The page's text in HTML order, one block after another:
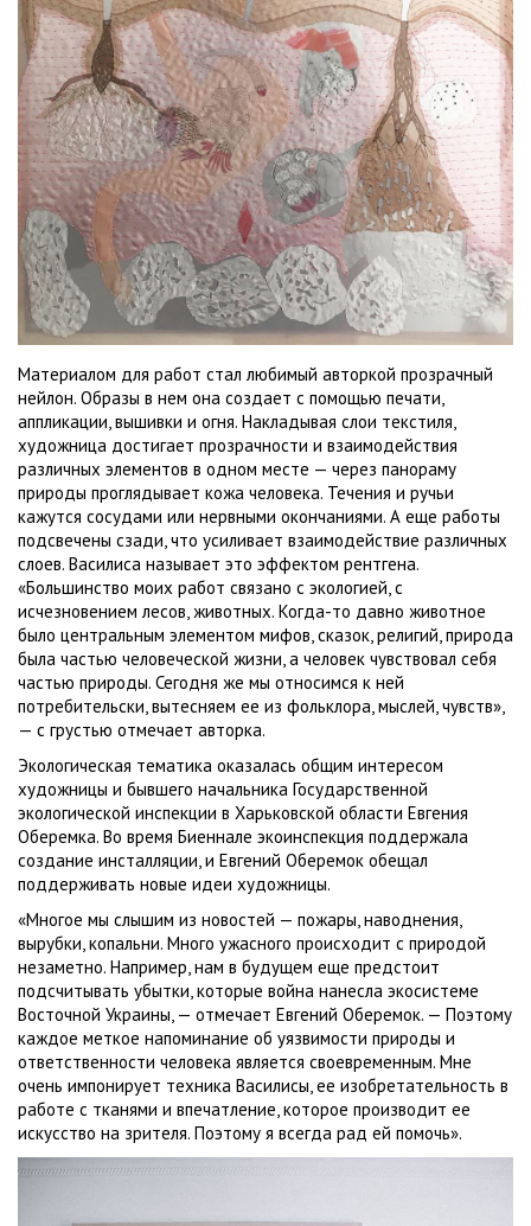
Материалом для работ стал любимый авторкой прозрачный
нейлон. Образы в нем она создает с помощью печати,
аппликации, вышивки и огня. Накладывая слои текстиля,
художница достигает прозрачности и взаимодействия
различных элементов в одном месте — через панораму
природы проглядывает кожа человека. Течения и ручьи
кажутся сосудами или нервными окончаниями. А еще работы
подсвечены сзади, что усиливает взаимодействие различных
слоев. Василиса называет это эффектом рентгена.
«Большинство моих работ связано с экологией, с
исчезновением лесов, животных. Когда-то давно животное
было центральным элементом мифов, сказок, религий, природа
была частью человеческой жизни, а человек чувствовал себя
частью природы. Сегодня же мы относимся к ней
потребительски, вытесняем ее из фольклора, мыслей, чувств»,
— с грустью отмечает авторка.
Экологическая тематика оказалась общим интересом
художницы и бывшего начальника Государственной
экологической инспекции в Харьковской области Евгения
Оберемка. Во время Биеннале экоинспекция поддержала
создание инсталляции, и Евгений Оберемок обещал
поддерживать новые идеи художницы.
«Многое мы слышим из новостей — пожары, наводнения,
вырубки, копальни. Много ужасного происходит с природой
незаметно. Например, нам в будущем еще предстоит
подсчитывать убытки, которые война нанесла экосистеме
Восточной Украины, — отмечает Евгений Оберемок. — Поэтому
каждое меткое напоминание об уязвимости природы и
ответственности человека является своевременным. Мне
очень импонирует техника Василисы, ее изобретательность в
работе с тканями и впечатление, которое производит ее
искусство на зрителя. Поэтому я всегда рад ей помочь».